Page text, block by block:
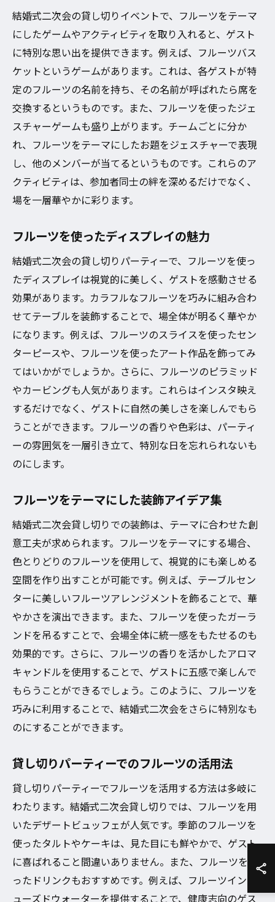
結婚式二次会の貸し切りイベントで、フルーツをテーマ
にしたゲームやアクティビティを取り入れると、ゲスト
に特別な思い出を提供できます。例えば、フルーツバス
ケットというゲームがあります。これは、各ゲストが特
定のフルーツの名前を持ち、その名前が呼ばれたら席を
交換するというものです。また、フルーツを使ったジェ
スチャーゲームも盛り上がります。チームごとに分か
れ、フルーツをテーマにしたお題をジェスチャーで表現
し、他のメンバーが当てるというものです。これらのア
クティビティは、参加者同士の絆を深めるだけでなく、
場を一層華やかに彩ります。
フルーツを使ったディスプレイの魅力
結婚式二次会の貸し切りパーティーで、フルーツを使っ
たディスプレイは視覚的に美しく、ゲストを感動させる
効果があります。カラフルなフルーツを巧みに組み合わ
せてテーブルを装飾することで、場全体が明るく華やか
になります。例えば、フルーツのスライスを使ったセン
ターピースや、フルーツを使ったアート作品を飾ってみ
てはいかがでしょうか。さらに、フルーツのピラミッド
やカービングも人気があります。これらはインスタ映え
するだけでなく、ゲストに自然の美しさを楽しんでもら
うことができます。フルーツの香りや色彩は、パーティ
ーの雰囲気を一層引き立て、特別な日を忘れられないも
のにします。
フルーツをテーマにした装飾アイデア集
結婚式二次会貸し切りでの装飾は、テーマに合わせた創
意工夫が求められます。フルーツをテーマにする場合、
色とりどりのフルーツを使用して、視覚的にも楽しめる
空間を作り出すことが可能です。例えば、テーブルセン
ターに美しいフルーツアレンジメントを飾ることで、華
やかさを演出できます。また、フルーツを使ったガーラ
ンドを吊るすことで、会場全体に統一感をもたせるのも
効果的です。さらに、フルーツの香りを活かしたアロマ
キャンドルを使用することで、ゲストに五感で楽しんで
もらうことができるでしょう。このように、フルーツを
巧みに利用することで、結婚式二次会をさらに特別なも
のにすることができます。
貸し切りパーティーでのフルーツの活用法
貸し切りパーティーでフルーツを活用する方法は多岐に
わたります。結婚式二次会貸し切りでは、フルーツを用
いたデザートビュッフェが人気です。季節のフルーツを
使ったタルトやケーキは、見た目にも鮮やかで、ゲスト
に喜ばれること間違いありません。また、フルーツを使
ったドリンクもおすすめです。例えば、フルーツインフ
ューズドウォーターを提供することで、健康志向のゲス